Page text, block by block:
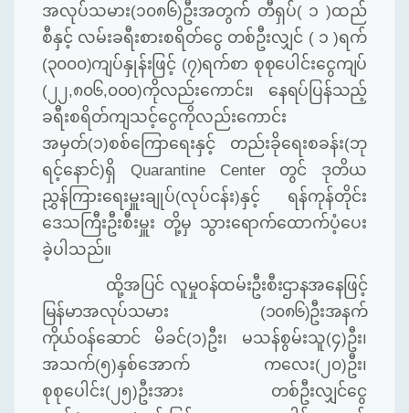
အလုပ်သမား(၁၀၈၆)ဦးအတွက် တီရှပ်( ၁)ထည်
စီနှင့် လမ်းခရီးစားစရိတ်ငွေ တစ်ဦးလျှင် ( ၁)ရက်
(၃၀၀၀)ကျပ်နှုန်းဖြင့် (၇)ရက်စာ စုစုပေါင်းငွေကျပ်
(၂၂,၈၀၆,၀၀၀)ကိုလည်းကောင်း၊ နေရပ်ပြန်သည့်
ခရီးစရိတ်ကျသင့်ငွေကိုလည်းကောင်း
အမှတ်(၁)စစ်ကြောရေးနှင့် တည်းခိုရေးစခန်း(ဘု
ရင့်နောင်)ရှိ Quarantine Center တွင် ဒုတိယ
ညွှန်ကြားရေးမှူးချုပ်(လုပ်ငန်း)နှင့် ရန်ကုန်တိုင်း
ဒေသကြီးဦးစီးမှူး တို့မှ သွားရောက်ထောက်ပံ့ပေး
ခဲ့ပါသည်။
ထို့အပြင် လူမှုဝန်ထမ်းဦးစီးဌာနအနေဖြင့်
မြန်မာအလုပ်သမား (၁၀၈၆)ဦးအနက်
ကိုယ်ဝန်ဆောင် မိခင်(၁)ဦး၊ မသန်စွမ်းသူ(၄)ဦး၊
အသက်(၅)နှစ်အောက် ကလေး( ၂၀)ဦး၊
စုစုပေါင်း( ၂၅)ဦးအား တစ်ဦးလျှင်ငွေ